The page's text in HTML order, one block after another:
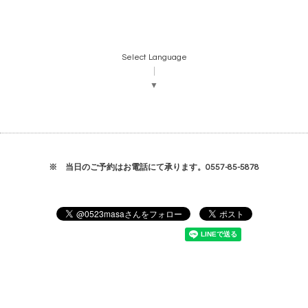
Select Language
▼
※ 当日のご予約はお電話にて承ります。0557-85-5878